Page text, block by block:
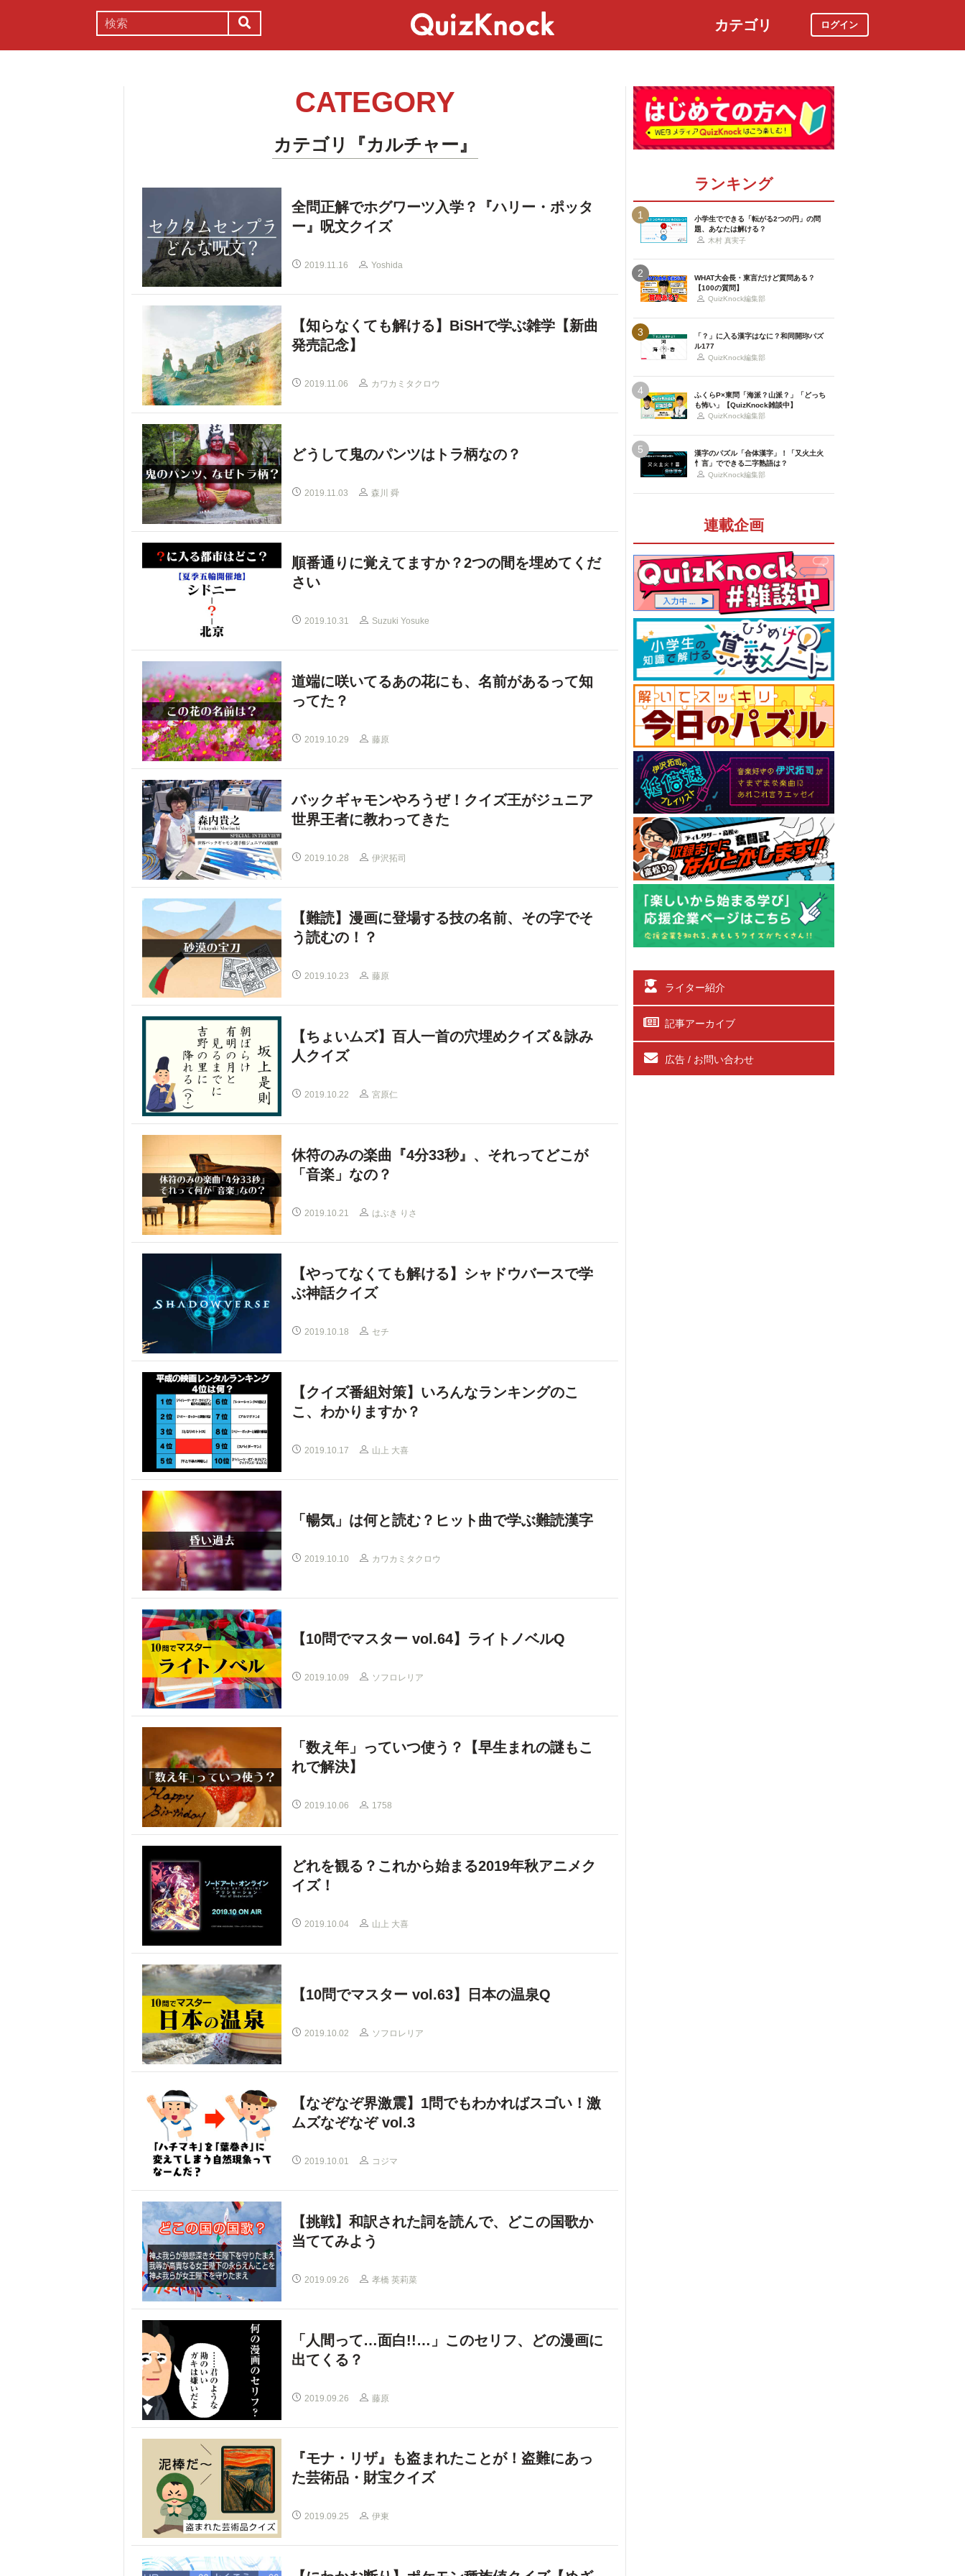
カテゴリ ログイン
CATEGORY
カテゴリ『カルチャー』
全問正解でホグワーツ入学？『ハリー・ポッタ
ー』呪文クイズ
2019.11.16 Yoshida
【知らなくても解ける】BiSHで学ぶ雑学【新曲
発売記念】
2019.11.06 カワカミタクロウ
どうして鬼のパンツはトラ柄なの？
2019.11.03 森川 舜
順番通りに覚えてますか？2つの間を埋めてくだ
さい
2019.10.31 Suzuki Yosuke
道端に咲いてるあの花にも、名前があるって知
ってた？
2019.10.29 藤原
バックギャモンやろうぜ！クイズ王がジュニア
世界王者に教わってきた
2019.10.28 伊沢拓司
【難読】漫画に登場する技の名前、その字でそ
う読むの！？
2019.10.23 藤原
【ちょいムズ】百人一首の穴埋めクイズ＆詠み
人クイズ
2019.10.22 宮原仁
休符のみの楽曲『4分33秒』、それってどこが
「音楽」なの？
2019.10.21 はぶき りさ
【やってなくても解ける】シャドウバースで学
ぶ神話クイズ
2019.10.18 セチ
【クイズ番組対策】いろんなランキングのこ
こ、わかりますか？
2019.10.17 山上 大喜
「暢気」は何と読む？ヒット曲で学ぶ難読漢字
2019.10.10 カワカミタクロウ
【10問でマスター vol.64】ライトノベルQ
2019.10.09 ソフロレリア
「数え年」っていつ使う？【早生まれの謎もこ
れで解決】
2019.10.06 1758
どれを観る？これから始まる2019年秋アニメク
イズ！
2019.10.04 山上 大喜
【10問でマスター vol.63】日本の温泉Q
2019.10.02 ソフロレリア
【なぞなぞ界激震】1問でもわかればスゴい！激
ムズなぞなぞ vol.3
2019.10.01 コジマ
【挑戦】和訳された詞を読んで、どこの国歌か
当ててみよう
2019.09.26 孝橋 英莉菜
「人間って…面白!!…」このセリフ、どの漫画に
出てくる？
2019.09.26 藤原
『モナ・リザ』も盗まれたことが！盗難にあっ
た芸術品・財宝クイズ
2019.09.25 伊東
ランキング
1
小学生でできる「転がる2つの円」の問
題、あなたは解ける？
木村 真実子
2
WHAT大会長・東言だけど質問ある？
【100の質問】
QuizKnock編集部
3
「？」に入る漢字はなに？和同開珎パズ
ル177
QuizKnock編集部
4
ふくらP×東問「海派？山派？」「どっち
も怖い」【QuizKnock雑談中】
QuizKnock編集部
5
漢字のパズル「合体漢字」！「又火土火
忄言」でできる二字熟語は？
QuizKnock編集部
連載企画
ライター紹介
記事アーカイブ
広告 / お問い合わせ